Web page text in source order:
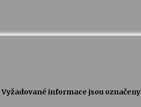
Vyžadované informace jsou označeny